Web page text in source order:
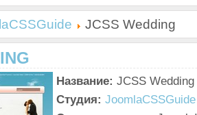
JCSS Wedding
Название: JCSS Wedding
Студия: JoomlaCSSGuide